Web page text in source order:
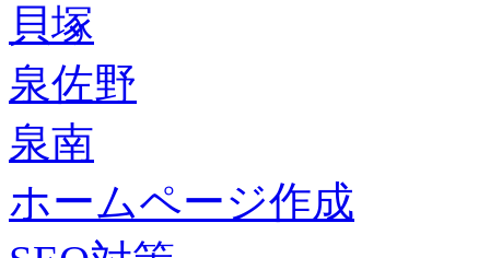
貝塚
泉佐野
泉南
ホームページ作成